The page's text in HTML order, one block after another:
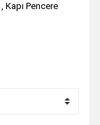
,Kapı Pencere